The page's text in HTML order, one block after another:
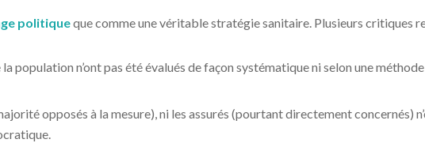
politiqueque comme une véritable stratégie sanitaire. Plusieurs critiques
la population n’ont pas été évalués de façon systématique ni selon une
opposés à la mesure), ni les assurés (pourtant directement concernés)